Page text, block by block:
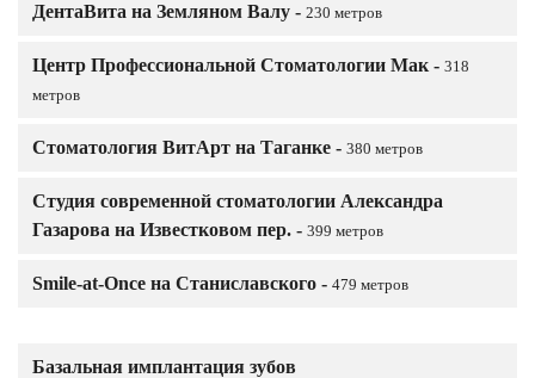
Базальная имплантация зубов
ДентаВита на Земляном Валу - 230 метров
Центр Профессиональной Стоматологии Мак - 318
метров
Стоматология ВитАрт на Таганке - 380 метров
Студия современной стоматологии Александра
Газарова на Известковом пер. - 399 метров
Smile-at-Once на Станиславского - 479 метров